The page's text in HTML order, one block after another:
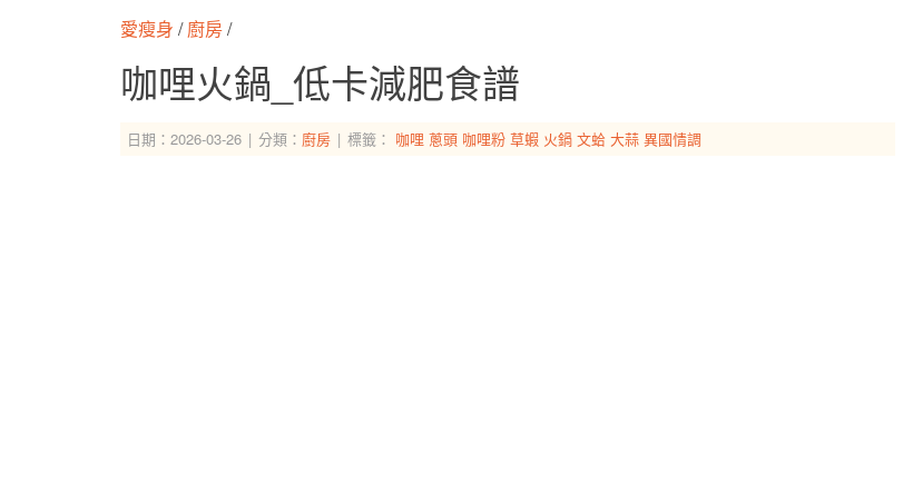
愛瘦身 /廚房/
咖哩火鍋_低卡減肥食譜
日期：2026-03-26 分類： 廚房 標籤： 咖哩 蔥頭 咖哩粉 草蝦 火鍋 文蛤 大蒜 異國情調